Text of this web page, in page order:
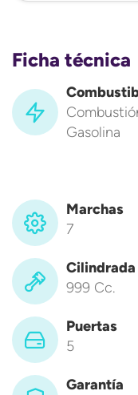
Ficha técnica
Gasolina
Marchas
7
Cilindrada
999 Cc.
Puertas
5
Garantía